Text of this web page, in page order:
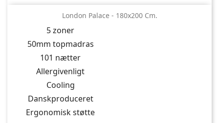
London Palace - 180x200 Cm.
5 zoner
50mm topmadras
101 nætter
Allergivenligt
Cooling
Danskproduceret
Ergonomisk støtte